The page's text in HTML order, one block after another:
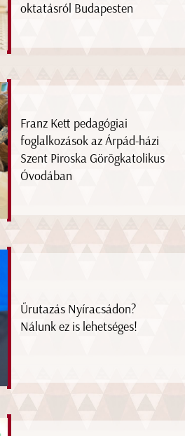
oktatásról Budapesten
Franz Kett pedagógiai
foglalkozások az Árpád-házi
Szent Piroska Görögkatolikus
Óvodában
Űrutazás Nyíracsádon?
Nálunk ez is lehetséges!